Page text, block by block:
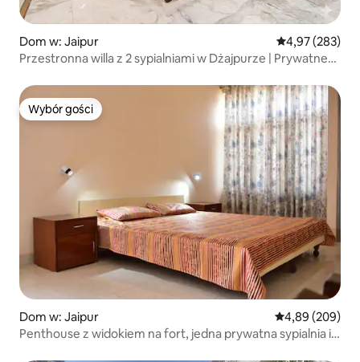
Dom w: Jaipur Średnia
4,97 (283)
Przestronna willa z 2 sypialniami w Dżajpurze | Prywatne
Wybór gości
Wybór gości
Dom w: Jaipur Średnia
4,89 (209)
Penthouse z widokiem na fort, jedna prywatna sypialnia i